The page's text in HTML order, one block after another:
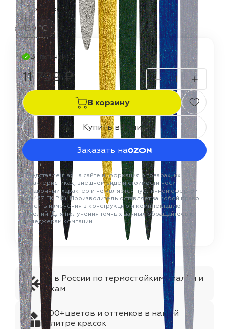
Термостойкость:
150 °C
В наличии
11 799 ₽
В корзину
Купить в 1 клик
Заказать на
Представленная на сайте информация о товарах, их
характеристиках, внешнем виде и стоимости носит
справочный характер и не является публичной офертой
(ст. 437 ГК РФ). Производитель оставляет за собой право
вносить изменения в конструкцию и комплектацию
изделий. Для получения точных данных обращайтесь к
менеджерам компании.
№1 в России по термостойким эмалям и
лакам
1000+цветов и оттенков в нашей
палитре красок